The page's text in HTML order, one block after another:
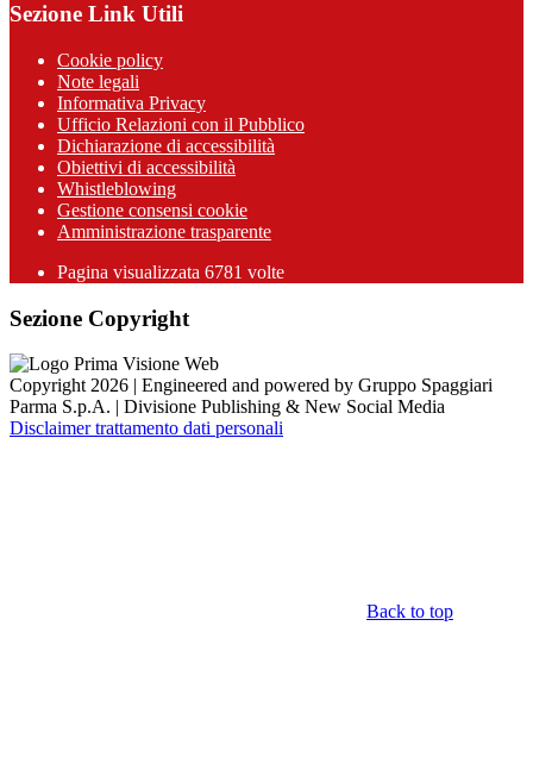
Sezione Link Utili
Cookie policy
Note legali
Informativa Privacy
Ufficio Relazioni con il Pubblico
Dichiarazione di accessibilità
Obiettivi di accessibilità
Whistleblowing
Gestione consensi cookie
Amministrazione trasparente
Pagina visualizzata 6781 volte
Sezione Copyright
Copyright 2026 | Engineered and powered by Gruppo Spaggiari
Parma S.p.A. | Divisione Publishing & New Social Media
Disclaimer trattamento dati personali
Back to top